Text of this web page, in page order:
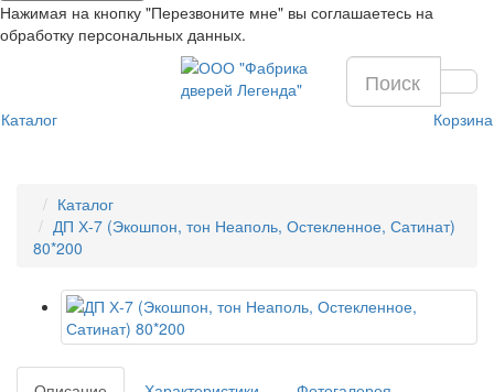
Нажимая на кнопку "Перезвоните мне" вы соглашаетесь на
обработку персональных данных.
Каталог Корзина
Каталог
ДП Х-7 (Экошпон, тон Неаполь, Остекленное, Сатинат)
80*200